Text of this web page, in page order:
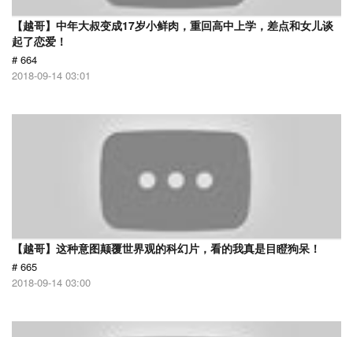
【越哥】中年大叔变成17岁小鲜肉，重回高中上学，差点和女儿谈
起了恋爱！
# 664
2018-09-14 03:01
【越哥】这种意图颠覆世界观的科幻片，看的我真是目瞪狗呆！
# 665
2018-09-14 03:00